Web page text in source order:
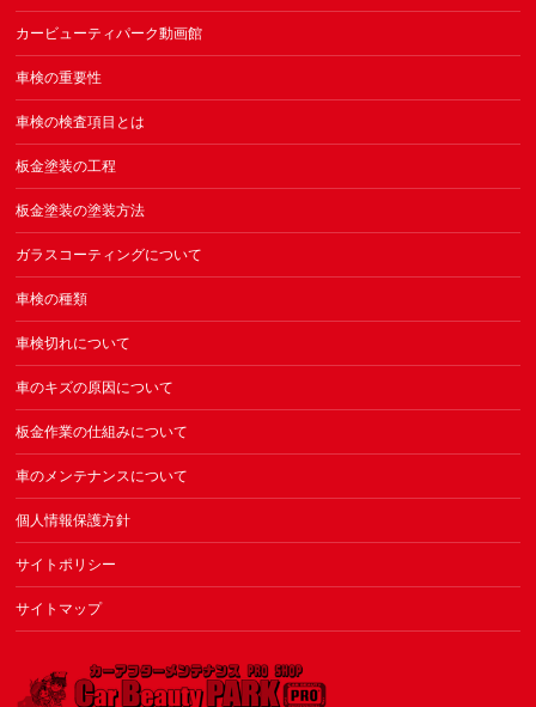
カービューティパーク動画館
車検の重要性
車検の検査項目とは
板金塗装の工程
板金塗装の塗装方法
ガラスコーティングについて
車検の種類
車検切れについて
車のキズの原因について
板金作業の仕組みについて
車のメンテナンスについて
個人情報保護方針
サイトポリシー
サイトマップ